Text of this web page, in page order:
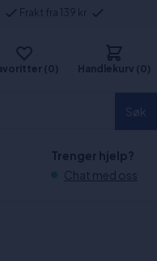
Frakt fra 139 kr
(0) Handlekurv (0)
Trenger hjelp?
Chat med oss